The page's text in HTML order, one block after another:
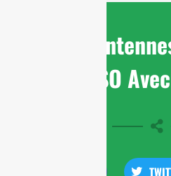
Partager
GHz SISO